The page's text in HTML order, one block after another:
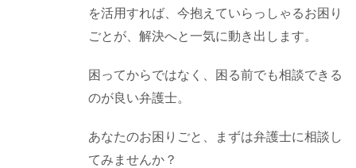
を活用すれば、今抱えていらっしゃるお困り
ごとが、解決へと一気に動き出します。
困ってからではなく、困る前でも相談できる
のが良い弁護士。
あなたのお困りごと、まずは弁護士に相談し
てみませんか？